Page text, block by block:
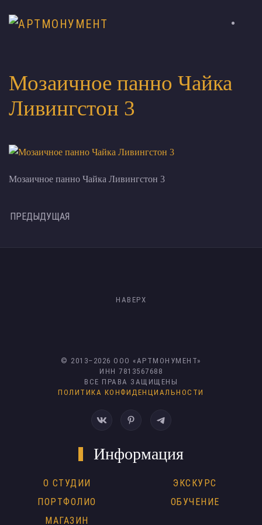
Мозаичное панно Чайка
Ливингстон 3
Мозаичное панно Чайка Ливингстон 3
ПРЕДЫДУЩАЯ
НАВЕРХ
© 2013– 2026 ООО «АРТМОНУМЕНТ»
ИНН 7813567688
ВСЕ ПРАВА ЗАЩИЩЕНЫ
ПОЛИТИКА КОНФИДЕНЦИАЛЬНОСТИ
Информация
О СТУДИИ
ПОРТФОЛИО
МАГАЗИН
ЭКСКУРС
ОБУЧЕНИЕ